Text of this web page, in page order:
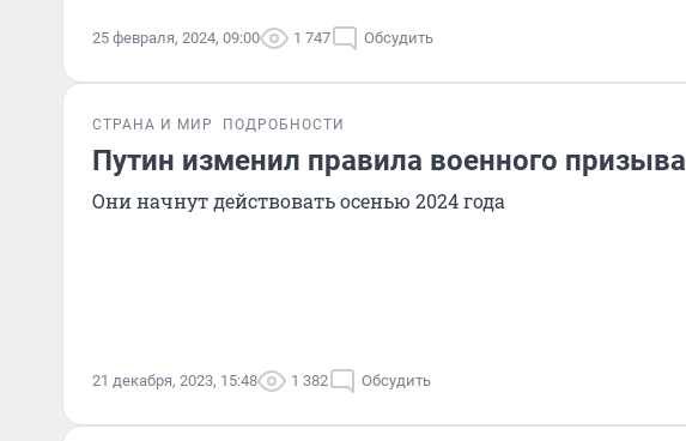
25 февраля, 2024, 09:00 1 747 Обсудить
СТРАНА И МИР ПОДРОБНОСТИ
Путин изменил правила военного призыва
Они начнут действовать осенью 2024 года
21 декабря, 2023, 15:48 1 382 Обсудить